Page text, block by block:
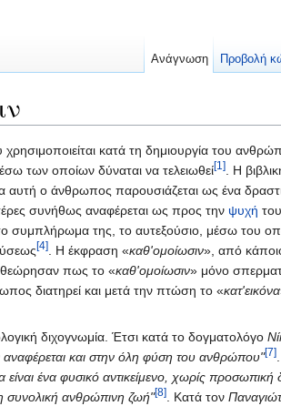
χρησιμοποιείται κατά τη δημιουργία του
των οποίων δύναται να τελειωθεί[1]. Η
αυτή ο άνθρωπος παρουσιάζεται ως ένα
συνήθως αναφέρεται ως προς την ψυχή
συμπλήρωμα της, το αυτεξούσιο, μέσω του
[4]. Η έκφραση «καθ'ομοίωσιν», από
θεώρησαν πως το «καθ'ομοίωσιν» μόνο
διατηρεί και μετά την πτώση το «κατ'εικόνα
διχογνωμία. Έτσι κατά το δογματολόγο
και στην όλη φύση του ανθρώπου"[7]
είναι ένα φυσικό αντικείμενο, χωρίς
συνολική ανθρώπινη ζωή"[8]. Κατά τον
Ανάγνωση Προβολή